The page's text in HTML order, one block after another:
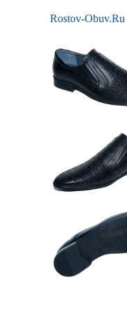
Rostov-Obuv.Ru